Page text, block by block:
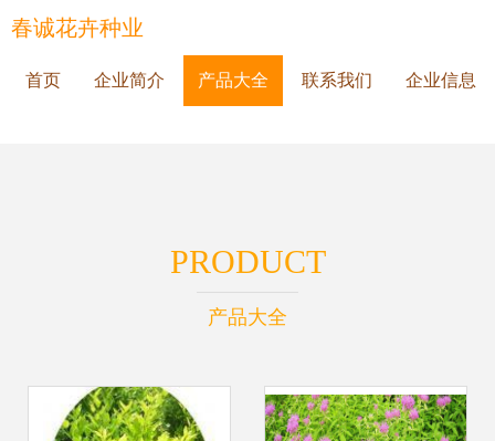
春诚花卉种业
首页 企业简介 产品大全 联系我们 企业信息
PRODUCT
产品大全